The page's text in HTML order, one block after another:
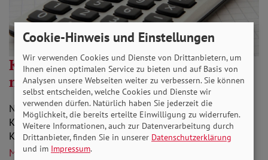
Kurzarbeitergeld und Rente: Was
muss ich wissen?
Noch nie gab es in Deutschland so viele Menschen in
Kurzarbeit. Was viele nicht bedenken: Wenn Sie
Kurzarbeitergeld erhalten, führt das nicht nur zu…
Mehr lesen
Cookie-Hinweis und Einstellungen
Wir verwenden Cookies und Dienste von Drittanbietern, um
Ihnen einen optimalen Service zu bieten und auf Basis von
Analysen unsere Webseiten weiter zu verbessern. Sie können
selbst entscheiden, welche Cookies und Dienste wir
verwenden dürfen. Natürlich haben Sie jederzeit die
Möglichkeit, die bereits erteilte Einwilligung zu widerrufen.
Weitere Informationen, auch zur Datenverarbeitung durch
Drittanbieter, finden Sie in unserer Datenschutzerklärung
und im Impressum.